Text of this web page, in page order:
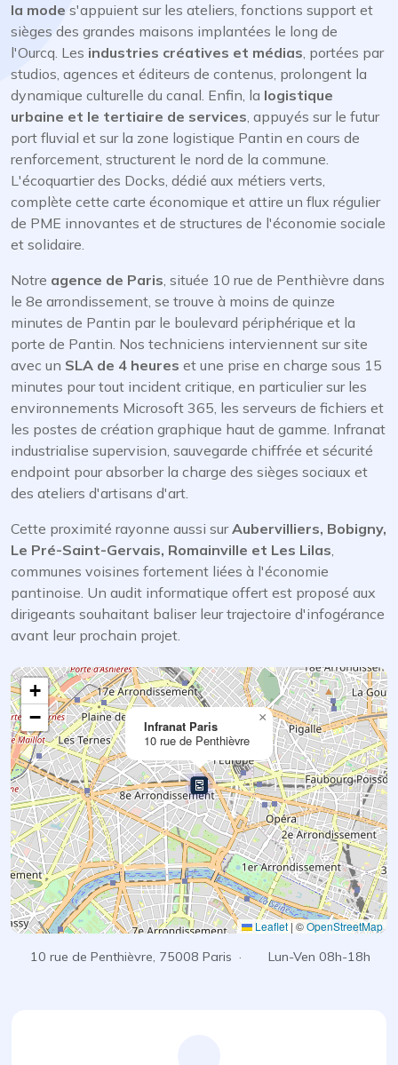
la mode s'appuient sur les ateliers, fonctions support et
sièges des grandes maisons implantées le long de
l'Ourcq. Les industries créatives et médias, portées par
studios, agences et éditeurs de contenus, prolongent la
dynamique culturelle du canal. Enfin, la logistique
urbaine et le tertiaire de services, appuyés sur le futur
port fluvial et sur la zone logistique Pantin en cours de
renforcement, structurent le nord de la commune.
L'écoquartier des Docks, dédié aux métiers verts,
complète cette carte économique et attire un flux régulier
de PME innovantes et de structures de l'économie sociale
et solidaire.
Notre agence de Paris, située 10 rue de Penthièvre dans
le 8e arrondissement, se trouve à moins de quinze
minutes de Pantin par le boulevard périphérique et la
porte de Pantin. Nos techniciens interviennent sur site
avec un SLA de 4 heures et une prise en charge sous 15
minutes pour tout incident critique, en particulier sur les
environnements Microsoft 365, les serveurs de fichiers et
les postes de création graphique haut de gamme. Infranat
industrialise supervision, sauvegarde chiffrée et sécurité
endpoint pour absorber la charge des sièges sociaux et
des ateliers d'artisans d'art.
Cette proximité rayonne aussi surAubervilliers, Bobigny,
Le Pré-Saint-Gervais, Romainville et Les Lilas,
communes voisines fortement liées à l'économie
pantinoise. Un audit informatique offert est proposé aux
dirigeants souhaitant baliser leur trajectoire d'infogérance
avant leur prochain projet.
Infranat Paris
10 rue de Penthièvre
×
+
−
Leaflet|©OpenStreetMap
10 rue de Penthièvre, 75008 Paris · Lun-Ven 08h-18h